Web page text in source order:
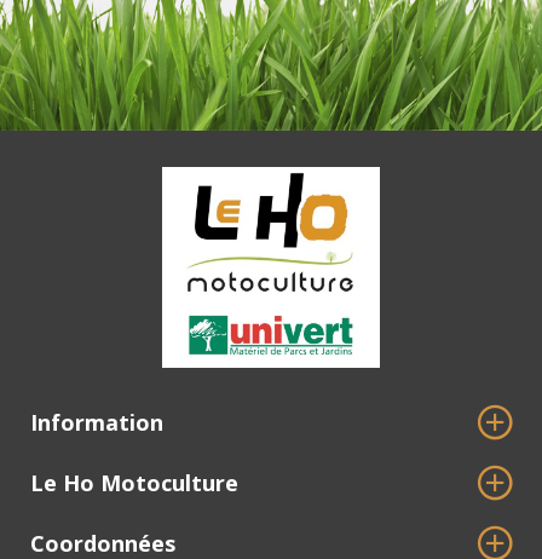
Information
Le Ho Motoculture
Coordonnées